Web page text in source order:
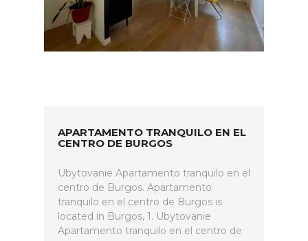
APARTAMENTO TRANQUILO EN EL
CENTRO DE BURGOS
Ubytovanie Apartamento tranquilo en el
centro de Burgos. Apartamento
tranquilo en el centro de Burgos is
located in Burgos, 1. Ubytovanie
Apartamento tranquilo en el centro de